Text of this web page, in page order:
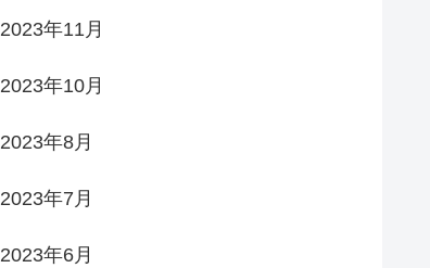
2023年11月
2023年10月
2023年8月
2023年7月
2023年6月